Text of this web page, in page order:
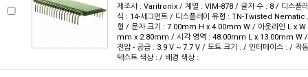
제조사 : Varitronix / 계열 : VIM-878 / 글자 수 : 8 / 디스플
식 : 14-세그먼트 / 디스플레이 유형 : TN-Twisted Nematic
형 / 문자 크기 : 7.00mm H x 4.00mm W / 아웃라인 L x
mm x 2.80mm / 시각 영역 : 48.00mm L x 13.00mm W /
전압 - 공급 : 3.9 V ~ 7.7 V / 도트 크기 : / 인터페이스 : / 작
텍스트 색상 : / 배경 색상 :